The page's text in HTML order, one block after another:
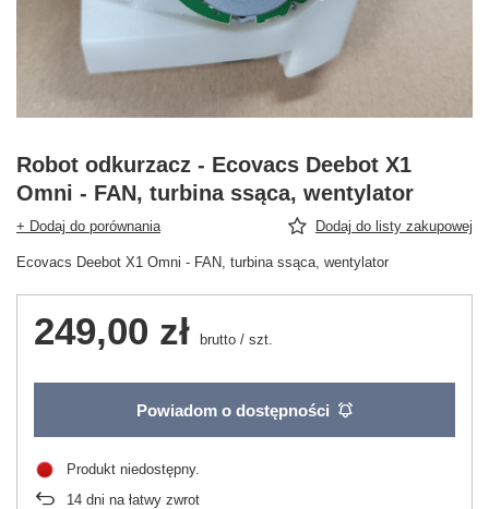
Robot odkurzacz - Ecovacs Deebot X1
Omni - FAN, turbina ssąca, wentylator
+ Dodaj do porównania Dodaj do listy zakupowej
Ecovacs Deebot X1 Omni - FAN, turbina ssąca, wentylator
249,00 zł brutto / szt.
Powiadom o dostępności
Produkt niedostępny
14 dni na łatwy zwrot